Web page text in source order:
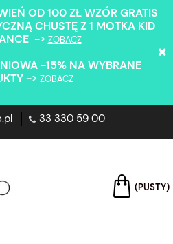
OD 100 ZŁ WZÓR GRATIS
CHUSTĘ Z 1 MOTKA KID
-> ZOBACZ
-15% NA WYBRANE
-> ZOBACZ
33 330 59 00
(PUSTY)